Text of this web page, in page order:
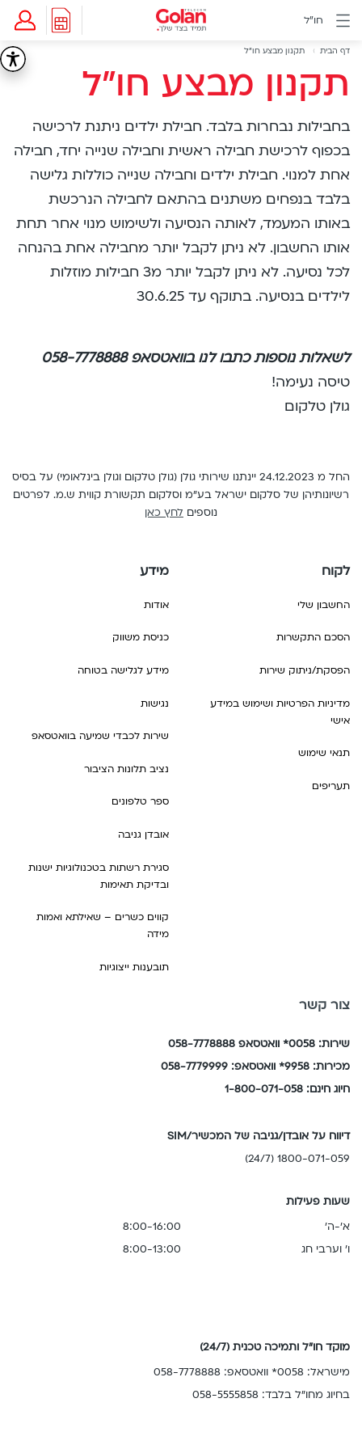
דלג
לתוכן
תפריט
ראשי
חבילות
מידע
eSIM
eSIM
דור
5
החו"ל
כלול
Cyber
אינטרנט
2/3
English
חו"ל
Breadcrumb
דף הבית תקנון מבצע חו"ל
תקנון
מבצע
חו"ל
תקנון מבצע חו"ל
בחבילות נבחרות בלבד. חבילת ילדים ניתנת לרכישה
בכפוף לרכישת חבילה ראשית וחבילה שנייה יחד, חבילה
אחת למנוי. חבילת ילדים וחבילה שנייה כוללות גלישה
בלבד בנפחים משתנים בהתאם לחבילה הנרכשת
באותו המעמד, לאותה הנסיעה ולשימוש מנוי אחר תחת
אותו החשבון. לא ניתן לקבל יותר מחבילה אחת בהנחה
לכל נסיעה. לא ניתן לקבל יותר מ3 חבילות מוזלות
לילדים בנסיעה. בתוקף עד 30.6.25
לשאלות נוספות כתבו לנו בוואטסאפ 058-7778888
טיסה נעימה!
גולן טלקום
החל מ 24.12.2023 יינתנו שירותי גולן (גולן טלקום וגולן בינלאומי) על בסיס
רשיונותיהן של סלקום ישראל בע"מ וסלקום תקשורת קווית ש.מ. לפרטים
נוספים לחץ כאן
לקוח
החשבון שלי
הסכם התקשרות
הפסקת/ניתוק שירות
מדיניות הפרטיות ושימוש במידע
אישי
תנאי שימוש
תעריפים
מידע
אודות
כניסת משווק
מידע לגלישה בטוחה
נגישות
שירות לכבדי שמיעה בוואטסאפ
נציב תלונות הציבור
ספר טלפונים
אובדן גניבה
סגירת רשתות בטכנולוגיות ישנות
ובדיקת תאימות
קווים כשרים – שאילתא ואמות
מידה
תובענות ייצוגיות
צור קשר
שירות: 0058* וואטסאפ 058-7778888
מכירות: 9958* וואטסאפ: 058-7779999
חיוג חינם: 1-800-071-058
דיווח על אובדן/גניבה של המכשיר/SIM
1800-071-059 (24/7)
שעות פעילות
א'-ה'
8:00-16:00
ו' וערבי חג
8:00-13:00
מוקד חו"ל ותמיכה טכנית (24/7)
מישראל: 0058* וואטסאפ: 058-7778888
בחיוג מחו"ל בלבד: 058-5555858